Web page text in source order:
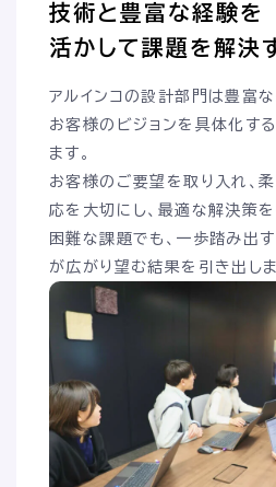
技術と豊富な経験を
活かして課題を解決
アルインコの設計部門は豊富な
お客様のビジョンを具体化す
ます。
お客様のご要望を取り入れ、
応を大切にし、最適な解決策を
困難な課題でも、一歩踏み出
が広がり望む結果を引き出しま